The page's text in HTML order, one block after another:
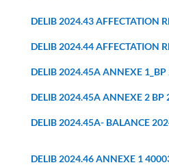
DELIB 2024.43 AFFECTATION
DELIB 2024.44 AFFECTATION
DELIB 2024.45A ANNEXE 1_BP
DELIB 2024.45A ANNEXE 2 BP
DELIB 2024.45A- BALANCE
DELIB 2024.46 ANNEXE 1